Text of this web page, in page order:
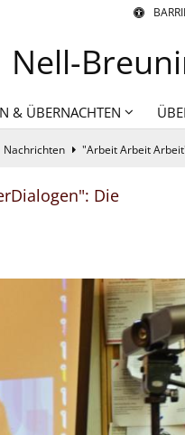
Nell-
& ÜBERNACHTEN
Nachrichten "Arbeit Arbeit
Die